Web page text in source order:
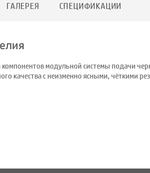
ГАЛЕРЕЯ СПЕЦИФИКАЦИИ
модульной системы подачи
качества с неизменно ясными, чёткими